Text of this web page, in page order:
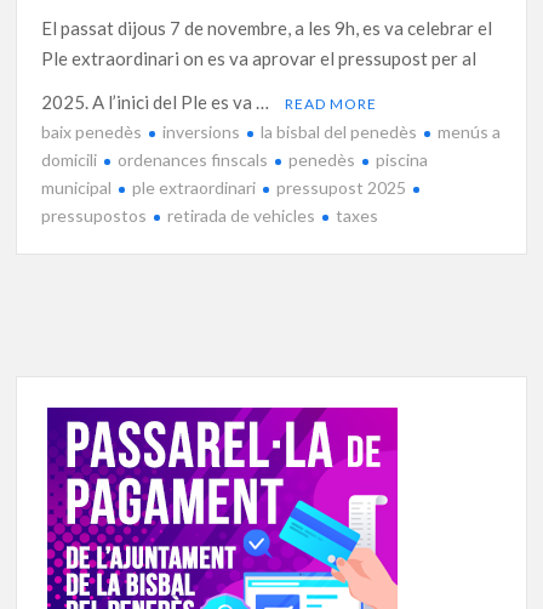
El passat dijous 7 de novembre, a les 9h, es va celebrar el
Ple extraordinari on es va aprovar el pressupost per al
2025. A l’inici del Ple es va …
READ MORE
baix penedès inversions la bisbal del penedès
menús a
domicili
ordenances finscals penedès
piscina
municipal
ple extraordinari
pressupost 2025
pressupostos
retirada de vehicles taxes